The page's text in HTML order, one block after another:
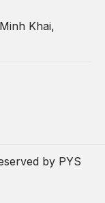
Khai,
by PYS